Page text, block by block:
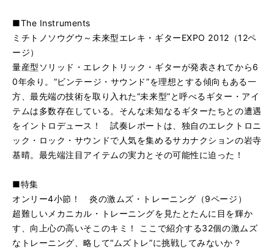
■The Instruments
ミチトノソウグウ～未来型エレキ・ギターEXPO 2012（12ペ
ージ）
量産型ソリッド・エレクトリック・ギターが発表されてから6
0年余り。“ビンテージ・サウンド”を理想とする傾向もある一
方、最先端の技術を取り入れた“未来型”と呼べるギター・アイ
テムは多数存在している。そんな未知なるギターたちとの遭遇
をイントロデュース！ 試奏レポートは、独自のエレクトロニ
ック・ロック・サウンドで人気を集めるサカナクションの岩寺
基晴。最先端注目アイテムの実力とその可能性に迫った！
■特集
オンリー4小節！ 炎の激ムズ・トレーニング（9ページ）
超難しいメカニカル・トレーニングを見たとたんに目を輝か
す、向上心の高いそこのキミ！ ここで紹介する32個の激ムズ
なトレーニング、略して“ムズトレ”に挑戦してみないか？